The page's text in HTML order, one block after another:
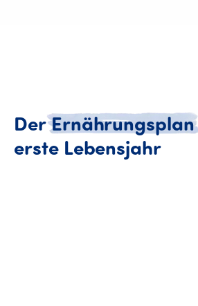
Der Ernährungsplan
erste LebensjahrDer